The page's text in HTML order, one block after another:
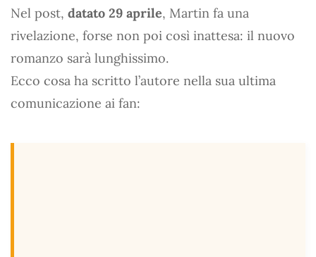
Nel post, datato 29 aprile, Martin fa una
rivelazione, forse non poi così inattesa: il nuovo
romanzo sarà lunghissimo.
Ecco cosa ha scritto l’autore nella sua ultima
comunicazione ai fan: